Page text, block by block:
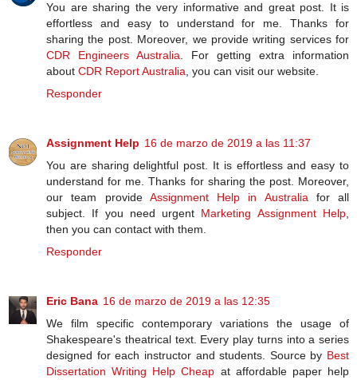
You are sharing the very informative and great post. It is
effortless and easy to understand for me. Thanks for
sharing the post. Moreover, we provide writing services for
CDR Engineers Australia. For getting extra information
about CDR Report Australia, you can visit our website.
Responder
Assignment Help 16 de marzo de 2019 a las 11:37
You are sharing delightful post. It is effortless and easy to
understand for me. Thanks for sharing the post. Moreover,
our team provide Assignment Help in Australiafor all
subject. If you need urgent Marketing Assignment Help,
then you can contact with them.
Responder
Eric Bana 16 de marzo de 2019 a las 12:35
We film specific contemporary variations the usage of
Shakespeare's theatrical text. Every play turns into a series
designed for each instructor and students. Source by Best
Dissertation Writing Help Cheap at affordable paper help